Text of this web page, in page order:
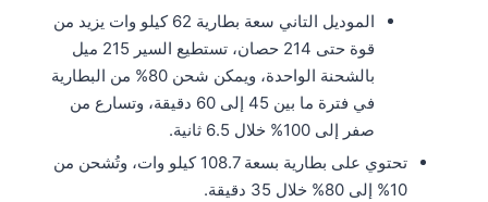
الموديل التاني سعة بطارية 62 كيلو وات يزيد من
قوة حتى 214 حصان، تستطيع السير 215 ميل
بالشحنة الواحدة، ويمكن شحن 80% من البطارية
في فترة ما بين 45 إلى 60 دقيقة، وتسارع من
صفر إلى 100% خلال 6.5 ثانية.
تحتوي على بطارية بسعة 108.7 كيلو وات، وتُشحن من
10% إلى 80% خلال 35 دقيقة.